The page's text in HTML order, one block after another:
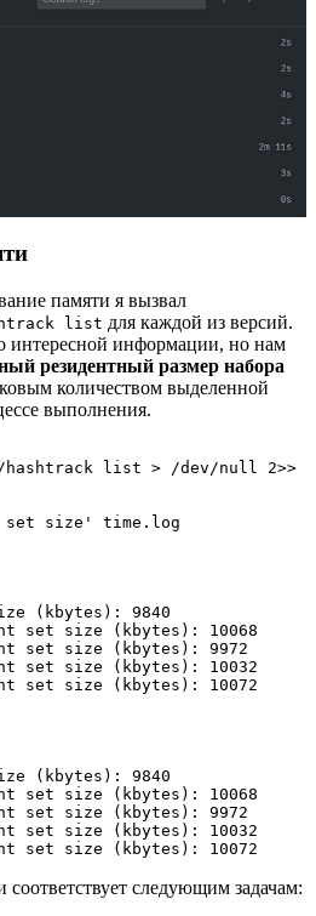
памяти я вызвал
list для каждой из версий.
интересной информации, но нам
резидентный размер набора
количеством выделенной
выполнения.
set size' time.log
(kbytes): 9840
set size (kbytes): 10072
(kbytes): 9840
set size (kbytes): 10072
соответствует следующим задачам: